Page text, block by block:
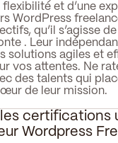
flexibilité et d’une
WordPress
qu’il s’agisse
. Leur
solutions agiles et
vos attentes. Ne
des talents qui
de leur mission.
certifications
Wordpress